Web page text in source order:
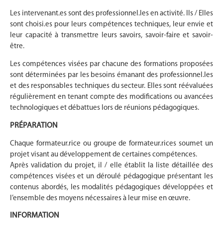
Les intervenant.es sont des professionnel.les en activité. Ils / Elles
sont choisi.es pour leurs compétences techniques, leur envie et
leur capacité à transmettre leurs savoirs, savoir-faire et savoir-
être.
Les compétences visées par chacune des formations proposées
sont déterminées par les besoins émanant des professionnel.les
et des responsables techniques du secteur. Elles sont réévaluées
régulièrement en tenant compte des modifications ou avancées
technologiques et débattues lors de réunions pédagogiques.
PRÉPARATION
Chaque formateur.rice ou groupe de formateur.rices soumet un
projet visant au développement de certaines compétences.
Après validation du projet, il / elle établit la liste détaillée des
compétences visées et un déroulé pédagogique présentant les
contenus abordés, les modalités pédagogiques développées et
l’ensemble des moyens nécessaires à leur mise en œuvre.
INFORMATION